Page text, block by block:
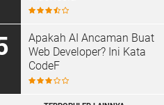
Apakah AI Ancaman Buat
Web Developer? Ini Kata
CodeF